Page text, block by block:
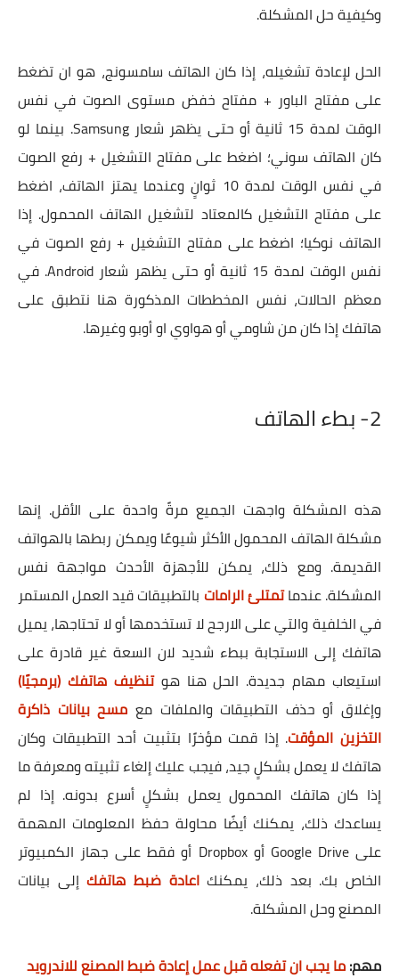
وكيفية حل المشكلة.
الحل لإعادة تشغيله، إذا كان الهاتف سامسونج، هو ان تضغط
على مفتاح الباور + مفتاح خفض مستوى الصوت في نفس
الوقت لمدة 15 ثانية أو حتى يظهر شعار Samsung. بينما لو
كان الهاتف سوني؛ اضغط على مفتاح التشغيل + رفع الصوت
في نفس الوقت لمدة 10 ثوانٍ وعندما يهتز الهاتف، اضغط
على مفتاح التشغيل كالمعتاد لتشغيل الهاتف المحمول. إذا
الهاتف نوكيا؛ اضغط على مفتاح التشغيل + رفع الصوت في
نفس الوقت لمدة 15 ثانية أو حتى يظهر شعار Android. في
معظم الحالات، نفس المخططات المذكورة هنا نتطبق على
هاتفك إذا كان من شاومي أو هواوي او أوبو وغيرها.
2- بطء الهاتف
هذه المشكلة واجهت الجميع مرةً واحدة على الأقل. إنها
مشكلة الهاتف المحمول الأكثر شيوعًا ويمكن ربطها بالهواتف
القديمة. ومع ذلك، يمكن للأجهزة الأحدث مواجهة نفس
المشكلة. عندماتمتلئ الرامات بالتطبيقات قيد العمل المستمر
في الخلفية والتي على الارجح لا تستخدمها أو لا تحتاجها، يميل
هاتفك إلى الاستجابة ببطء شديد لان السعة غير قادرة على
استيعاب مهام جديدة. الحل هنا هوتنظيف هاتفك (برمجيًا)
وإغلاق أو حذف التطبيقات والملفات مع مسح بيانات ذاكرة
التخزين المؤقت. إذا قمت مؤخرًا بتثبيت أحد التطبيقات وكان
هاتفك لا يعمل بشكلٍ جيد، فيجب عليك إلغاء تثبيته ومعرفة ما
إذا كان هاتفك المحمول يعمل بشكلٍ أسرع بدونه. إذا لم
يساعدك ذلك، يمكنك أيضًا محاولة حفظ المعلومات المهمة
على Google Drive أو Dropbox أو فقط على جهاز الكمبيوتر
الخاص بك. بعد ذلك، يمكنكاعادة ضبط هاتفكإلى بيانات
المصنع وحل المشكلة.
مهم:ما يجب ان تفعله قبل عمل إعادة ضبط المصنع للاندرويد